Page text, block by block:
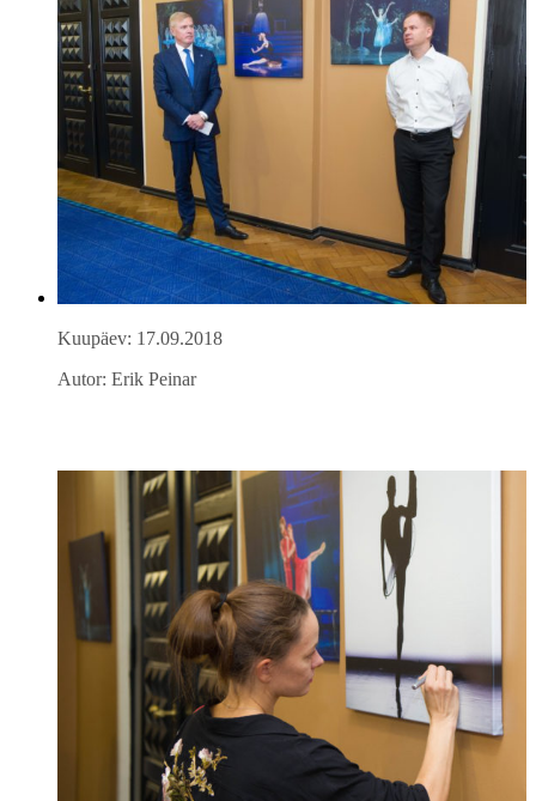
Kuupäev: 17.09.2018
Autor: Erik Peinar